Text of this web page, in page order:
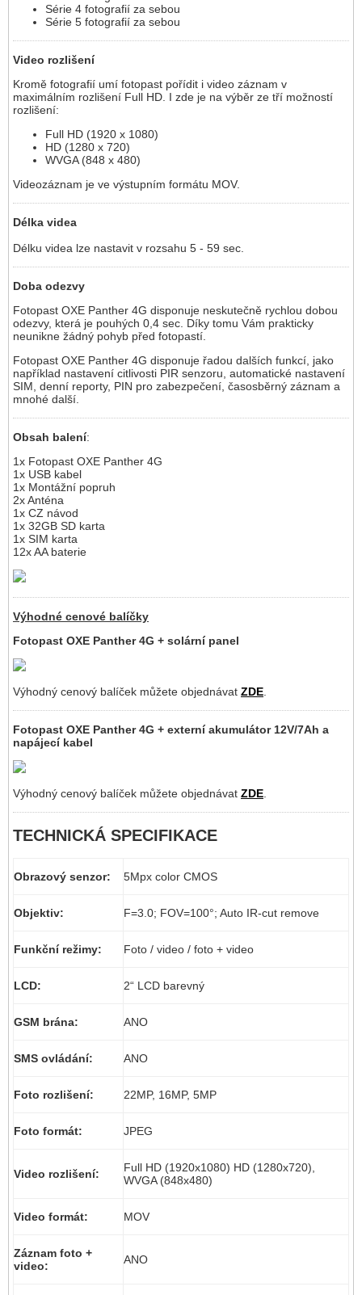
Série 4 fotografií za sebou
Série 5 fotografií za sebou
Video rozlišení
Kromě fotografií umí fotopast pořídit i video záznam v
maximálním rozlišení Full HD. I zde je na výběr ze tří možností
rozlišení:
Full HD (1920 x 1080)
HD (1280 x 720)
WVGA (848 x 480)
Videozáznam je ve výstupním formátu MOV.
Délka videa
Délku videa lze nastavit v rozsahu 5 - 59 sec.
Doba odezvy
Fotopast OXE Panther 4G disponuje neskutečně rychlou dobou
odezvy, která je pouhých 0,4 sec. Díky tomu Vám prakticky
neunikne žádný pohyb před fotopastí.
Fotopast OXE Panther 4G disponuje řadou dalších funkcí, jako
například nastavení citlivosti PIR senzoru, automatické nastavení
SIM, denní reporty, PIN pro zabezpečení, časosběrný záznam a
mnohé další.
Obsah balení:
1x Fotopast OXE Panther 4G
1x USB kabel
1x Montážní popruh
2x Anténa
1x CZ návod
1x 32GB SD karta
1x SIM karta
12x AA baterie
Výhodné cenové balíčky
Fotopast OXE Panther 4G + solární panel
Výhodný cenový balíček můžete objednávat ZDE
Fotopast OXE Panther 4G + externí akumulátor 12V/7Ah a
napájecí kabel
Výhodný cenový balíček můžete objednávat ZDE
TECHNICKÁ SPECIFIKACE
Obrazový senzor: 5Mpx color CMOS
Objektiv: F=3.0; FOV=100°; Auto IR-cut remove
Funkční režimy: Foto / video / foto + video
LCD: 2“ LCD barevný
GSM brána: ANO
SMS ovládání: ANO
Foto rozlišení: 22MP, 16MP, 5MP
Foto formát: JPEG
Video rozlišení:
Full HD (1920x1080) HD (1280x720),
WVGA (848x480)
Video formát: MOV
Záznam foto +
video:
ANO